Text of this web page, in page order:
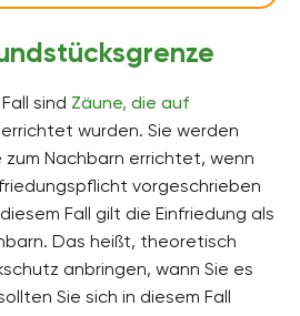
sind Zäune, die auf
errichtet wurden. Sie werden
Nachbarn errichtet, wenn
vorgeschrieben
Fall gilt die Einfriedung als
Das heißt, theoretisch
anbringen, wann Sie es
Sie sich in diesem Fall